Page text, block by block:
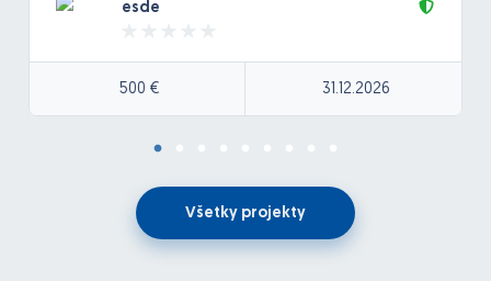
Tu pridávam stránku ako príklad pre predstavu:
esde
500 € 31.12.2026
Všetky projekty